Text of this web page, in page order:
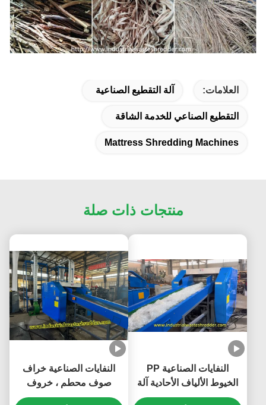
العلامات: آلة التقطيع الصناعية
التقطيع الصناعي للخدمة الشاقة
Mattress Shredding Machines
منتجات ذات صلة
النفايات الصناعية PP
الخيوط الألياف الأحادية آلة
تقطيع للخيوط PET PP
النفايات الصناعية خراف
صوف محطم ، خروف
الماعز والصوف محطم